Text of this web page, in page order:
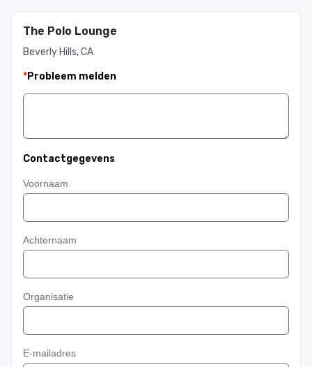
The Polo Lounge
Beverly Hills, CA
*Probleem melden
Contactgegevens
Voornaam
Achternaam
Organisatie
E-mailadres